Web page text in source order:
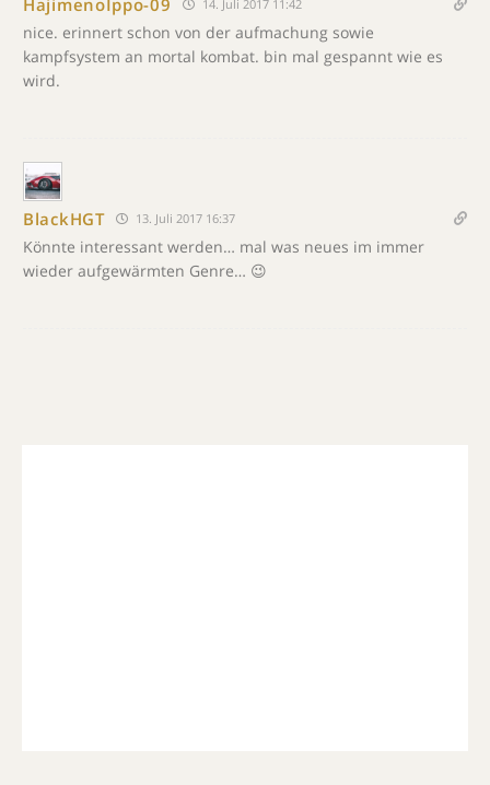
14. Juli 2017 11:42
nice. erinnert schon von der aufmachung sowie
kampfsystem an mortal kombat. bin mal gespannt wie es
wird.
BlackHGT 13. Juli 2017 16:37
Könnte interessant werden… mal was neues im immer
wieder aufgewärmten Genre… 😉